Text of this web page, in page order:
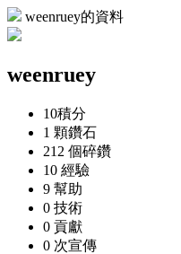
weenruey的資料
weenruey
10積分
1 顆鑽石
212 個碎鑽
10 經驗
9 幫助
0 技術
0 貢獻
0 次宣傳